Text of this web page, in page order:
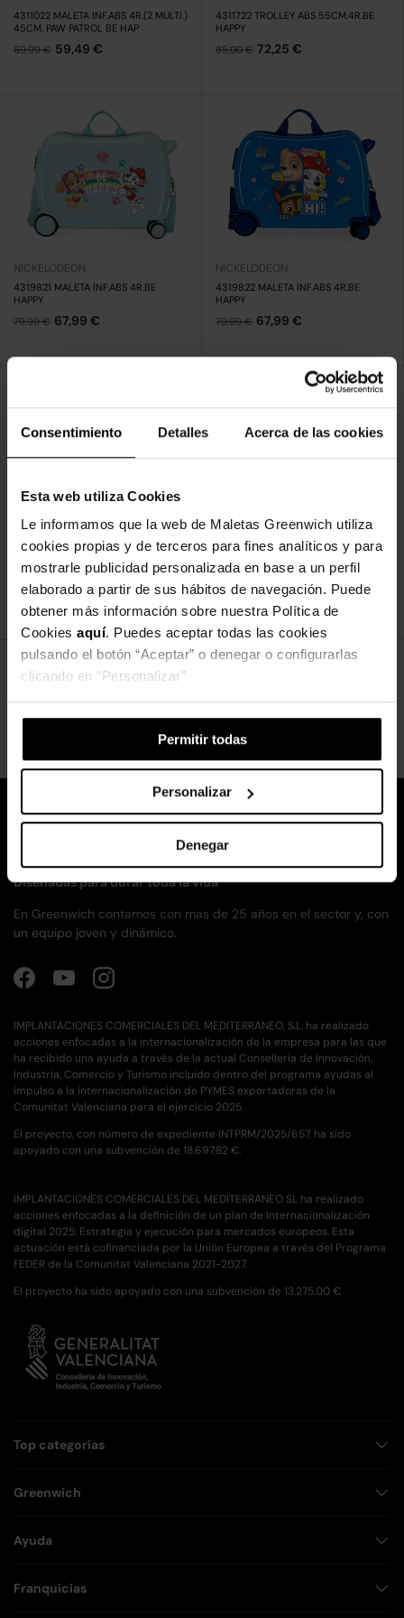
Consentimiento Detalles Acerca de las cookies
Esta web utiliza Cookies
Le informamos que la web de Maletas Greenwich utiliza
cookies propias y de terceros para fines analíticos y para
mostrarle publicidad personalizada en base a un perfil
elaborado a partir de sus hábitos de navegación. Puede
obtener más información sobre nuestra Política de
Cookies aquí. Puedes aceptar todas las cookies
pulsando el botón “Aceptar” o denegar o configurarlas
clicando en “Personalizar”
Permitir todas
Personalizar
Denegar
4311022 MALETA INF.ABS 4R.(2 MULTI.)
45CM. PAW PATROL BE HAP
69,99 € 59,49 €
4311722 TROLLEY ABS 55CM.4R.BE
HAPPY
85,00 € 72,25 €
NICKELODEON
4319821 MALETA INF.ABS 4R.BE
HAPPY
79,99 € 67,99 €
NICKELODEON
4319822 MALETA INF.ABS 4R.BE
HAPPY
79,99 € 67,99 €
NICKELODEON
4529821 MALETA INF.ABS 4R
(2MULTID) PAW PATROL FOREVER FUN
79,99 € 67,99 €
Volver al principio
Diseñadas para durar toda la vida
En Greenwich contamos con mas de 25 años en el sector y, con
un equipo joven y dinámico.
FacebookYouTubeInstagram
IMPLANTACIONES COMERCIALES DEL MEDITERRANEO, S.L. ha realizado
acciones enfocadas a la internacionalización de la empresa para las que
ha recibido una ayuda a través de la actual Conselleria de Innovación,
Industria, Comercio y Turismo incluido dentro del programa ayudas al
impulso a la internacionalización de PYMES exportadoras de la
Comunitat Valenciana para el ejercicio 2025.
El proyecto, con número de expediente INTPRM/2025/657, ha sido
apoyado con una subvención de 18.697,82 €.
IMPLANTACIONES COMERCIALES DEL MEDITERRANEO SL ha realizado
acciones enfocadas a la definición de un plan de Internacionalización
digital 2025: Estrategia y ejecución para mercados europeos. Esta
actuación está cofinanciada por la Unión Europea a través del Programa
FEDER de la Comunitat Valenciana 2021-2027.
El proyecto ha sido apoyado con una subvención de 13.275,00 €
Top categorías
Greenwich
Ayuda
Franquicias